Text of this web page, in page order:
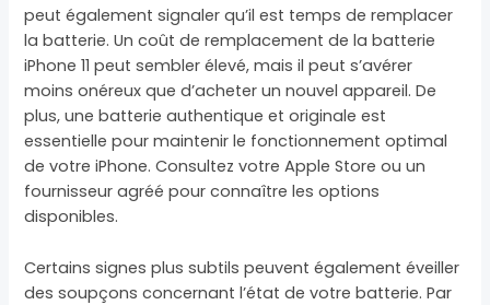
peut également signaler qu’il est temps de remplacer
la batterie. Un coût de remplacement de la batterie
iPhone 11 peut sembler élevé, mais il peut s’avérer
moins onéreux que d’acheter un nouvel appareil. De
plus, une batterie authentique et originale est
essentielle pour maintenir le fonctionnement optimal
de votre iPhone. Consultez votre Apple Store ou un
fournisseur agréé pour connaître les options
disponibles.
Certains signes plus subtils peuvent également éveiller
des soupçons concernant l’état de votre batterie. Par